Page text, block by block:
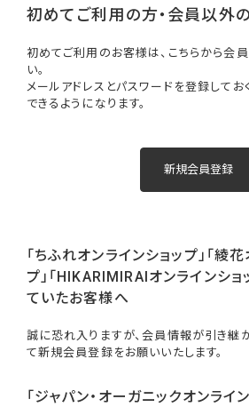
初めてご利用の方・会員以外
初めてご利用のお客様は、こちらから会
い。
メールアドレスとパスワードを登録して
できるようになります。
「ちふれオンラインショップ」「綾
プ」「HIKARIMIRAIオンラインショ
ていたお客様へ
誠に恐れ入りますが、会員情報が引き継
て新規会員登録をお願いいたします。
「ジャパン・オーガニックオンライ